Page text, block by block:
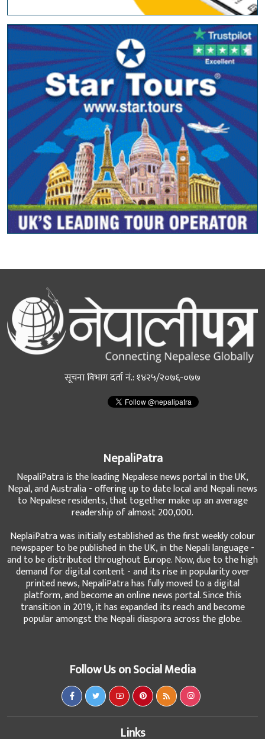
सूचना विभाग दर्ता नं.: १४२५/२०७६-०७७
NepaliPatra
NepaliPatra is the leading Nepalese news portal in the UK,
Nepal, and Australia - offering up to date local and Nepali news
to Nepalese residents, that together make up an average
readership of almost 200,000.
NeplaiPatra was initially established as the first weekly colour
newspaper to be published in the UK, in the Nepali language -
and to be distributed throughout Europe. Now, due to the high
demand for digital content - and its rise in popularity over
printed news, NepaliPatra has fully moved to a digital
platform, and become an online news portal. Since this
transition in 2019, it has expanded its reach and become
popular amongst the Nepali diaspora across the globe.
Follow Us on Social Media
Links